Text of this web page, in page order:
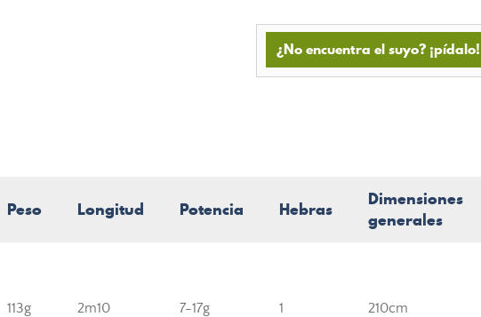
¿No encuentra el suyo? ¡pídalo!
Peso Longitud Potencia Hebras
Dimensiones
generales
113g 2m10 7-17g 1 210cm